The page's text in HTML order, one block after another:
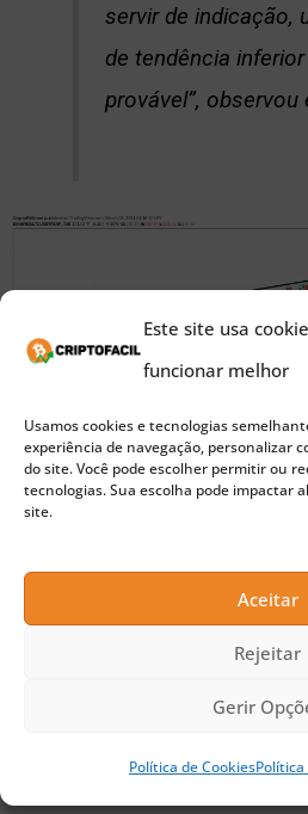
Este site usa
funcionar melhor
Usamos cookies e tecnologias
experiência de navegação, personalizar
do site. Você pode escolher permitir ou
tecnologias. Sua escolha pode impactar
site.
Aceitar
Rejeitar
Gerir
Política de Cookies
servir de indicação,
de tendência
provável”, observou
Street
Esse eventual salto, segundo
papel crítico na reversão de